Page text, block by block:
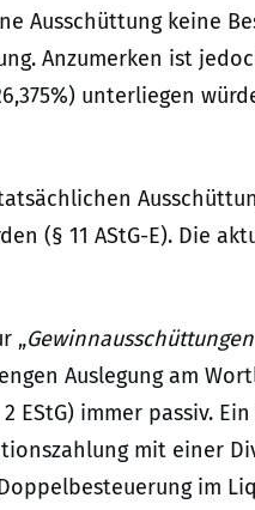
Ausschüttung keine
Anzumerken ist
unterliegen
(§ 11 AStG-E). Die
„
Auslegung am
EStG) immer passiv.
mit einer
im